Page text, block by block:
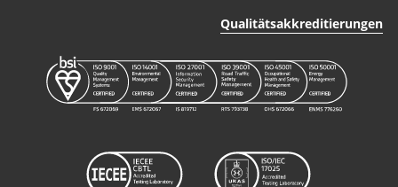
Qualitätsakkreditierungen